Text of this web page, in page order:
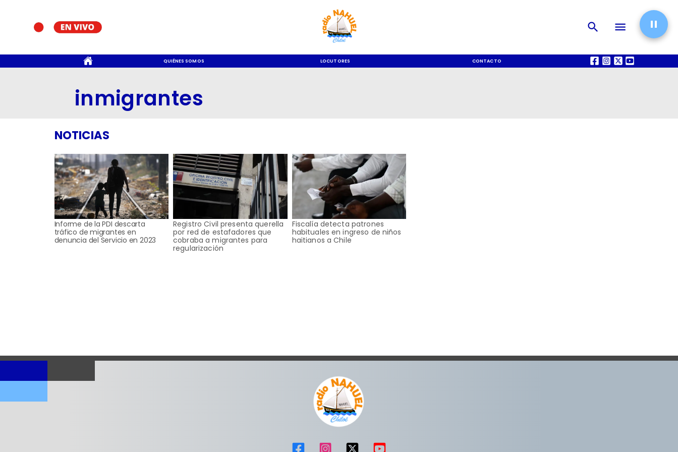
QUIÉNES SOMOS LOCUTORES CONTACTO QUIÉNES SOMOS
inmigrantes
NOTICIAS
Informe de la PDI descarta
tráfico de migrantes en
denuncia del Servicio en 2023
Registro Civil presenta querella
por red de estafadores que
cobraba a migrantes para
regularización
Fiscalía detecta patrones
habituales en ingreso de niños
haitianos a Chile